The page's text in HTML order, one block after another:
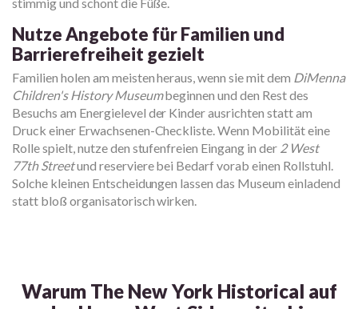
Nutze Angebote für Familien und
Barrierefreiheit gezielt
Familien holen am meisten heraus, wenn sie mit dem DiMenna
Children's History Museumbeginnen und den Rest des
Besuchs am Energielevel der Kinder ausrichten statt am
Druck einer Erwachsenen-Checkliste. Wenn Mobilität eine
Rolle spielt, nutze den stufenfreien Eingang in der 2 West
77th Streetund reserviere bei Bedarf vorab einen Rollstuhl.
Solche kleinen Entscheidungen lassen das Museum einladend
statt bloß organisatorisch wirken.
Warum The New York Historical auf